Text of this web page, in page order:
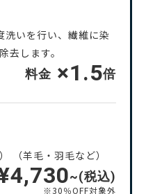
洗いを行い、繊維に染
去します。
料金 ×1.5倍
（羊毛・羽毛など）
~(税込)
※30％OFF対象外